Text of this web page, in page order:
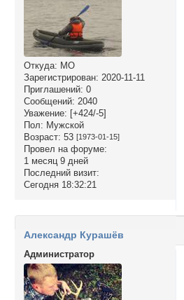
Откуда: МО
Зарегистрирован: 2020-11-11
Приглашений: 0
Сообщений: 2040
Уважение: [+424/-5]
Пол: Мужской
Возраст: 53 [1973-01-15]
Провел на форуме:
1 месяц 9 дней
Последний визит:
Сегодня 18:32:21
Александр Курашёв
Администратор